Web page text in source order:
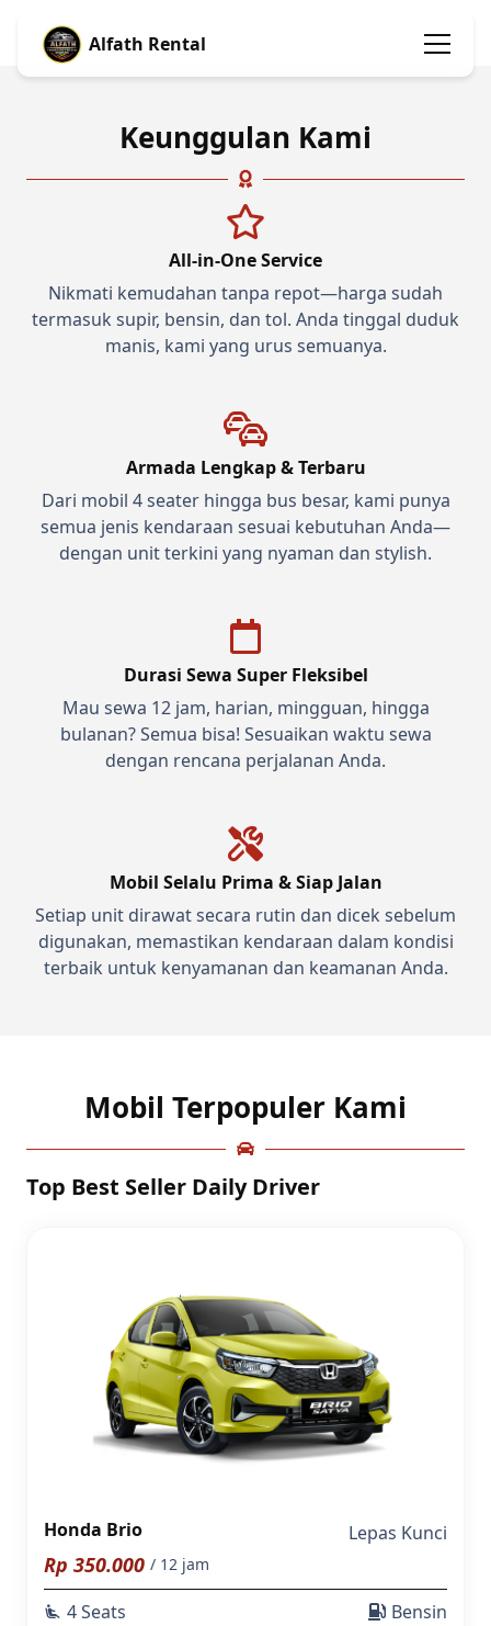
Alfath Rental
Keunggulan Kami
All-in-One Service
Nikmati kemudahan tanpa repot—harga sudah
termasuk supir, bensin, dan tol. Anda tinggal duduk
manis, kami yang urus semuanya.
Armada Lengkap & Terbaru
Dari mobil 4 seater hingga bus besar, kami punya
semua jenis kendaraan sesuai kebutuhan Anda—
dengan unit terkini yang nyaman dan stylish.
Durasi Sewa Super Fleksibel
Mau sewa 12 jam, harian, mingguan, hingga
bulanan? Semua bisa! Sesuaikan waktu sewa
dengan rencana perjalanan Anda.
Mobil Selalu Prima & Siap Jalan
Setiap unit dirawat secara rutin dan dicek sebelum
digunakan, memastikan kendaraan dalam kondisi
terbaik untuk kenyamanan dan keamanan Anda.
Mobil Terpopuler Kami
Top Best Seller Daily Driver
Honda Brio Lepas Kunci
Rp 350.000 / 12 jam
airline_seat_recline_extra 4 Seats
Bensin